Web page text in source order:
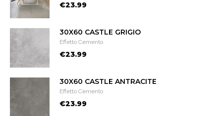
€23.99
30X60 CASTLE GRIGIO
Effetto Cemento
€23.99
30X60 CASTLE ANTRACITE
Effetto Cemento
€23.99